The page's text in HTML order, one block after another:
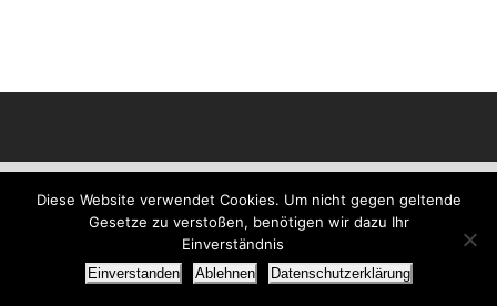
Diese Website verwendet Cookies. Um nicht gegen geltende
Gesetze zu verstoßen, benötigen wir dazu Ihr
Einverständnis
Einverstanden Ablehnen Datenschutzerklärung